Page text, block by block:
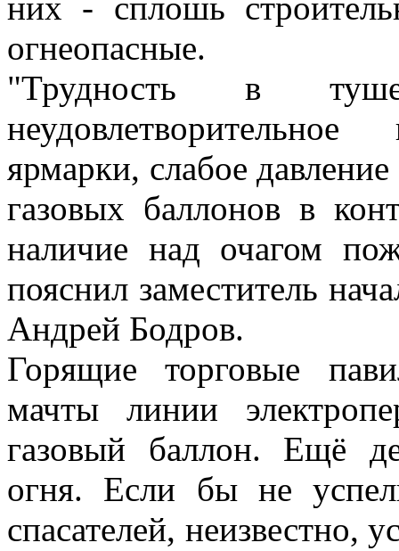
огнеопасные.
"Трудность в
ярмарки, слабое
газовых баллонов в
наличие над очагом
пояснил заместитель
Андрей Бодров.
Горящие торговые
мачты линии
газовый баллон. Ещё
огня. Если бы не
спасателей, неизвестно,